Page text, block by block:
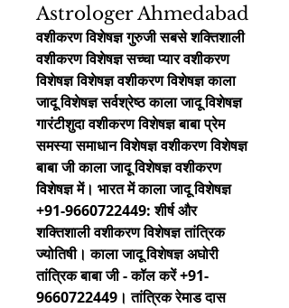
Astrologer Ahmedabad
वशीकरण विशेषज्ञ गुरुजी सबसे शक्तिशाली
वशीकरण विशेषज्ञ सच्चा प्यार वशीकरण
विशेषज्ञ विशेषज्ञ वशीकरण विशेषज्ञ काला
जादू विशेषज्ञ सर्वश्रेष्ठ काला जादू विशेषज्ञ
गारंटीशुदा वशीकरण विशेषज्ञ बाबा प्रेम
समस्या समाधान विशेषज्ञ वशीकरण विशेषज्ञ
बाबा जी काला जादू विशेषज्ञ वशीकरण
विशेषज्ञ में। भारत में काला जादू विशेषज्ञ
+91-9660722449: शीर्ष और
शक्तिशाली वशीकरण विशेषज्ञ तांत्रिक
ज्योतिषी। काला जादू विशेषज्ञ अघोरी
तांत्रिक बाबा जी - कॉल करें +91-
9660722449। तांत्रिक रेमाड दास